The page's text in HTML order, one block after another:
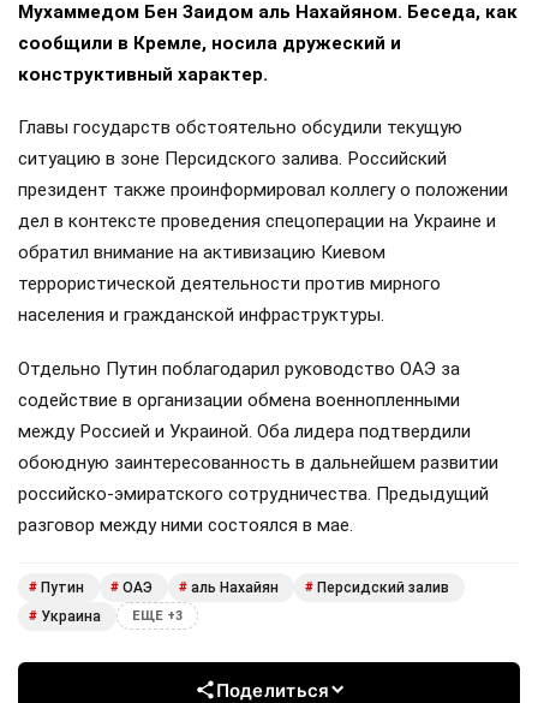
Мухаммедом Бен Заидом аль Нахайяном. Беседа, как
сообщили в Кремле, носила дружеский и
конструктивный характер.
Главы государств обстоятельно обсудили текущую
ситуацию в зоне Персидского залива. Российский
президент также проинформировал коллегу о положении
дел в контексте проведения спецоперации на Украине и
обратил внимание на активизацию Киевом
террористической деятельности против мирного
населения и гражданской инфраструктуры.
Отдельно Путин поблагодарил руководство ОАЭ за
содействие в организации обмена военнопленными
между Россией и Украиной. Оба лидера подтвердили
обоюдную заинтересованность в дальнейшем развитии
российско-эмиратского сотрудничества. Предыдущий
разговор между ними состоялся в мае.
# Путин # ОАЭ # аль Нахайян # Персидский залив
# Украина ЕЩЕ +3
Поделиться